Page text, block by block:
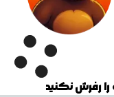
رفرش نکنید